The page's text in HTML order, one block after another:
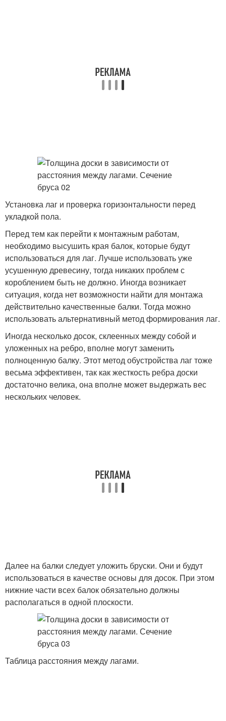
Установка лаг и проверка горизонтальности перед
укладкой пола.
Перед тем как перейти к монтажным работам,
необходимо высушить края балок, которые будут
использоваться для лаг. Лучше использовать уже
усушенную древесину, тогда никаких проблем с
короблением быть не должно. Иногда возникает
ситуация, когда нет возможности найти для монтажа
действительно качественные балки. Тогда можно
использовать альтернативный метод формирования лаг.
Иногда несколько досок, склеенных между собой и
уложенных на ребро, вполне могут заменить
полноценную балку. Этот метод обустройства лаг тоже
весьма эффективен, так как жесткость ребра доски
достаточно велика, она вполне может выдержать вес
нескольких человек.
Далее на балки следует уложить бруски. Они и будут
использоваться в качестве основы для досок. При этом
нижние части всех балок обязательно должны
располагаться в одной плоскости.
Таблица расстояния между лагами.